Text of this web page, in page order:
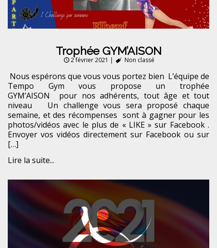
Trophée GYM’AISON
2 février 2021 | Non classé
Nous espérons que vous vous portez bien L’équipe de
Tempo Gym vous propose un trophée
GYM’AISON pour nos adhérents, tout âge et tout
niveau Un challenge vous sera proposé chaque
semaine, et des récompenses sont à gagner pour les
photos/vidéos avec le plus de « LIKE » sur Facebook .
Envoyer vos vidéos directement sur Facebook ou sur
[…]
Lire la suite...